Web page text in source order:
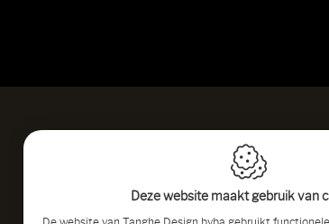
Deze website maakt gebruik van